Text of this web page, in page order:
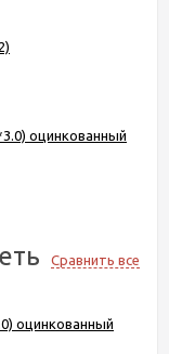
оцинкованный
Сравнить все
оцинкованный